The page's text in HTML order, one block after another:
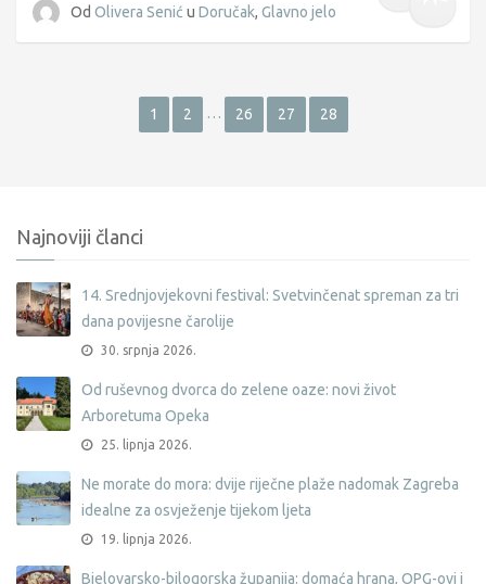
Od Olivera Senić u Doručak, Glavno jelo
1 2 … 26 27 28
Najnoviji članci
14. Srednjovjekovni festival: Svetvinčenat spreman za tri
dana povijesne čarolije
30. srpnja 2026.
Od ruševnog dvorca do zelene oaze: novi život
Arboretuma Opeka
25. lipnja 2026.
Ne morate do mora: dvije riječne plaže nadomak Zagreba
idealne za osvježenje tijekom ljeta
19. lipnja 2026.
Bjelovarsko-bilogorska županija: domaća hrana, OPG-ovi i